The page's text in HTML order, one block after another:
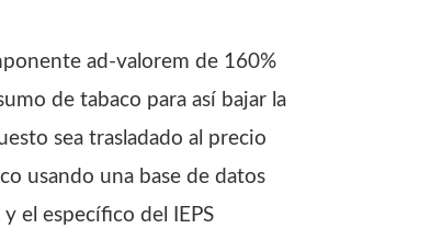
ad-valorem de 160%
de tabaco para así bajar la
sea trasladado al precio
usando una base de datos
el específico del IEPS